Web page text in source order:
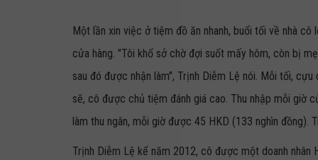
Một lần xin việc ở tiệm đồ ăn nhanh, buổi tối về nhà
cửa hàng. "Tôi khổ sở chờ đợi suốt mấy hôm, còn bị
sau đó được nhận làm", Trịnh Diễm Lệ nói. Mỗi tối,
sẽ, cô được chủ tiệm đánh giá cao. Thu nhập mỗi giờ
làm thu ngân, mỗi giờ được 45 HKD (133 nghìn
Trịnh Diễm Lệ kể năm 2012, cô được một doanh nhân